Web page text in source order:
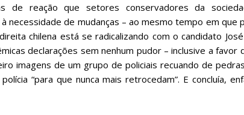
de reação que setores conservadores da
de mudanças – ao mesmo tempo em que
chilena está se radicalizando com o candidato
declarações sem nenhum pudor – inclusive a
imagens de um grupo de policiais recuando de
“para que nunca mais retrocedam”. E concluía,